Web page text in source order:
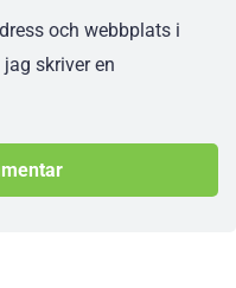
och webbplats i
skriver en